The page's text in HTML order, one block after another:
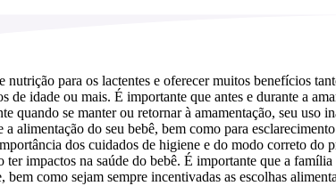
nutrição para os lactentes e oferecer muitos benefícios
de idade ou mais. É importante que antes e durante a
quando se manter ou retornar à amamentação, seu uso
a alimentação do seu bebê, bem como para
dos cuidados de higiene e do modo correto
ter impactos na saúde do bebê. É importante que a
bem como sejam sempre incentivadas as escolhas